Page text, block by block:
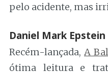
pelo acidente, mas
Daniel Mark Epstein
Recém-lançada, A
ótima leitura e